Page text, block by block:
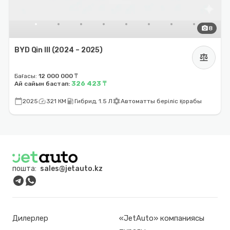
photo_camera8
BYD Qin III (2024 – 2025)
balance
Бағасы: 12 000 000 ₸
Ай сайын бастап: 326 423 ₸
calendar_today2025speed321 КМ local_gas_stationГибрид, 1.5 ЛsettingsАвтоматты беріліс қорабы
пошта: sales@jetauto.kz
Дилерлер
«JetAuto» компаниясы